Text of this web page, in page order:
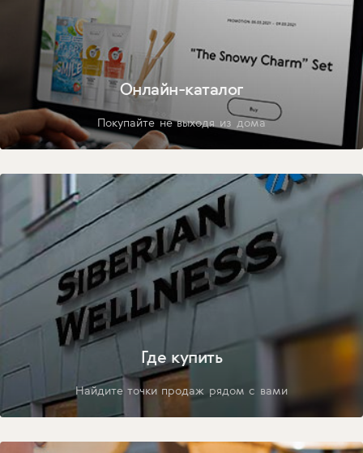
Онлайн-каталог
Покупайте не выходя из дома
Где купить
Найдите точки продаж рядом с вами